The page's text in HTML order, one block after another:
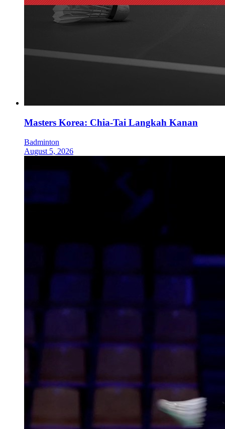
Masters Korea: Chia-Tai Langkah Kanan
Badminton
August 5, 2026